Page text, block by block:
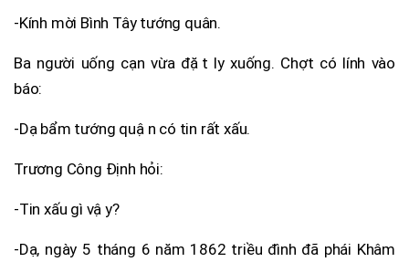
-Kính mời Bình Tây tướng quân.
Ba người uống cạn vừa đặt ly xuống. Chợt có lính vào
báo:
-Dạ bẩm tướng quận có tin rất xấu.
Trương Công Định hỏi:
-Tin xấu gì vậy?
-Dạ, ngày 5 tháng 6 năm 1862 triều đình đã phái Khâm